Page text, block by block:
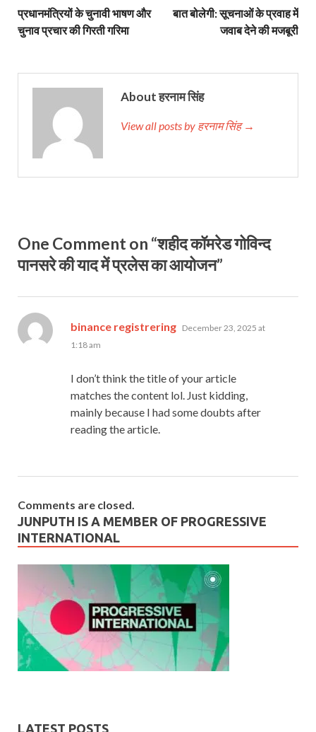
प्रधानमंत्रियों के चुनावी भाषण और
चुनाव प्रचार की गिरती गरिमा
बात बोलेगी: सूचनाओं के प्रवाह में
जवाब देने की मजबूरी
About हरनाम सिंह
View all posts by हरनाम सिंह →
One Comment on “शहीद कॉमरेड गोविन्द
पानसरे की याद में प्रलेस का आयोजन”
binance registrering says:
December 23, 2025 at
1:18 am
I don’t think the title of your article
matches the content lol. Just kidding,
mainly because I had some doubts after
reading the article.
Comments are closed.
JUNPUTH IS A MEMBER OF PROGRESSIVE
INTERNATIONAL
LATEST POSTS